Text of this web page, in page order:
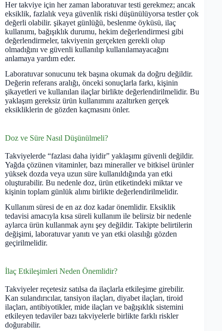
Her takviye için her zaman laboratuvar testi gerekmez; ancak
eksiklik, fazlalık veya güvenlik riski düşünülüyorsa testler çok
değerli olabilir. şikayet günlüğü, beslenme öyküsü, ilaç
kullanımı, bağışıklık durumu, hekim değerlendirmesi gibi
değerlendirmeler, takviyenin gerçekten gerekli olup
olmadığını ve güvenli kullanılıp kullanılamayacağını
anlamaya yardım eder.
Laboratuvar sonucunu tek başına okumak da doğru değildir.
Değerin referans aralığı, önceki sonuçlarla farkı, kişinin
şikayetleri ve kullanılan ilaçlar birlikte değerlendirilmelidir. Bu
yaklaşım gereksiz ürün kullanımını azaltırken gerçek
eksikliklerin de gözden kaçmasını önler.
Doz ve Süre Nasıl Düşünülmeli?
Takviyelerde “fazlası daha iyidir” yaklaşımı güvenli değildir.
Yağda çözünen vitaminler, bazı mineraller ve bitkisel ürünler
yüksek dozda veya uzun süre kullanıldığında yan etki
oluşturabilir. Bu nedenle doz, ürün etiketindeki miktar ve
kişinin toplam günlük alımı birlikte değerlendirilmelidir.
Kullanım süresi de en az doz kadar önemlidir. Eksiklik
tedavisi amacıyla kısa süreli kullanım ile belirsiz bir nedenle
aylarca ürün kullanmak aynı şey değildir. Takipte belirtilerin
değişimi, laboratuvar yanıtı ve yan etki olasılığı gözden
geçirilmelidir.
İlaç Etkileşimleri Neden Önemlidir?
Takviyeler reçetesiz satılsa da ilaçlarla etkileşime girebilir.
Kan sulandırıcılar, tansiyon ilaçları, diyabet ilaçları, tiroid
ilaçları, antibiyotikler, mide ilaçları ve bağışıklık sistemini
etkileyen tedaviler bazı takviyelerle birlikte farklı riskler
doğurabilir.